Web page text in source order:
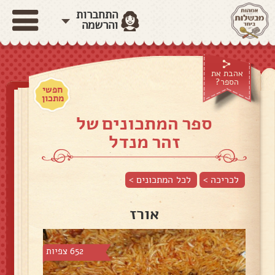
התחברות
והרשמה
אהבת את
הספר?
חפשי
מתכון
ספר המתכונים של
זהר מנדל
לכריכה > לכל המתכונים >
אורז
652 צפיות